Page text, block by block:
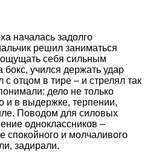
началась задолго
решил заниматься
себя сильным
учился держать удар
отцом в тире – и стрелял так
дело не только
и в выдержке, терпении,
Поводом для силовых
одноклассников –
спокойного и молчаливого
задирали.